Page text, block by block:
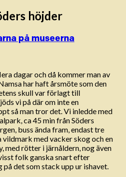
höjder
på museerna
dagar och då kommer man av
har haft årsmöte som den
skull var förlagt till
vi på där om inte en
så man tror det. Vi inledde med
ca 45 min från Söders
buss ända fram, endast tre
vildmark med vacker skog och en
med rötter i järnåldern, nog även
folk ganska snart efter
på det som stack upp ur ishavet.